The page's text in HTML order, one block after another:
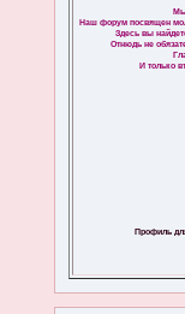
Мы
Наш форум посвящен
Здесь вы
Отнюдь не
И только
Профиль